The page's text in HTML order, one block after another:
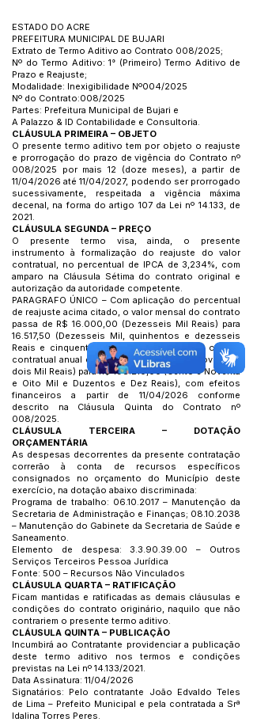
ESTADO DO ACRE
PREFEITURA MUNICIPAL DE BUJARI
Extrato de Termo Aditivo ao Contrato 008/2025;
Nº do Termo Aditivo: 1° (Primeiro) Termo Aditivo de
Prazo e Reajuste;
Modalidade: Inexigibilidade Nº004/2025
Nº do Contrato:008/2025
Partes: Prefeitura Municipal de Bujari e
A Palazzo & ID Contabilidade e Consultoria.
CLÁUSULA PRIMEIRA – OBJETO
O presente termo aditivo tem por objeto o reajuste
e prorrogação do prazo de vigência do Contrato nº
008/2025 por mais 12 (doze meses), a partir de
11/04/2026 até 11/04/2027, podendo ser prorrogado
sucessivamente, respeitada a vigência máxima
decenal, na forma do artigo 107 da Lei nº 14.133, de
2021.
CLÁUSULA SEGUNDA – PREÇO
O presente termo visa, ainda, o presente
instrumento à formalização do reajuste do valor
contratual, no percentual de IPCA de 3,234%, com
amparo na Cláusula Sétima do contrato original e
autorização da autoridade competente.
PARAGRAFO ÚNICO – Com aplicação do percentual
de reajuste acima citado, o valor mensal do contrato
passa de R$ 16.000,00 (Dezesseis Mil Reais) para
16.517,50 (Dezesseis Mil, quinhentos e dezesseis
Reais e cinquenta centavos), alterando-se o valor
contratual anual de 192.000,00 (Cento e Noventa e
dois Mil Reais) para R$ 198.210,00 (Cento e Noventa
e Oito Mil e Duzentos e Dez Reais), com efeitos
financeiros a partir de 11/04/2026 conforme
descrito na Cláusula Quinta do Contrato nº
008/2025.
CLÁUSULA TERCEIRA – DOTAÇÃO
ORÇAMENTÁRIA
As despesas decorrentes da presente contratação
correrão à conta de recursos específicos
consignados no orçamento do Município deste
exercício, na dotação abaixo discriminada:
Programa de trabalho: 06.10.2017 – Manutenção da
Secretaria de Administração e Finanças; 08.10.2038
– Manutenção do Gabinete da Secretaria de Saúde e
Saneamento.
Elemento de despesa: 3.3.90.39.00
– Outros
Serviços Terceiros Pessoa Jurídica
Fonte: 500 – Recursos Não Vinculados
CLÁUSULA QUARTA – RATIFICAÇÃO
Ficam mantidas e ratificadas as demais cláusulas e
condições do contrato originário, naquilo que não
contrariem o presente termo aditivo.
CLÁUSULA QUINTA – PUBLICAÇÃO
Incumbirá ao Contratante providenciar a publicação
deste termo aditivo nos termos e condições
previstas na Lei nº 14.133/2021.
Data Assinatura: 11/04/2026
Signatários: Pelo contratante João Edvaldo Teles
de Lima – Prefeito Municipal e pela contratada a Srª
Idalina Torres Peres.